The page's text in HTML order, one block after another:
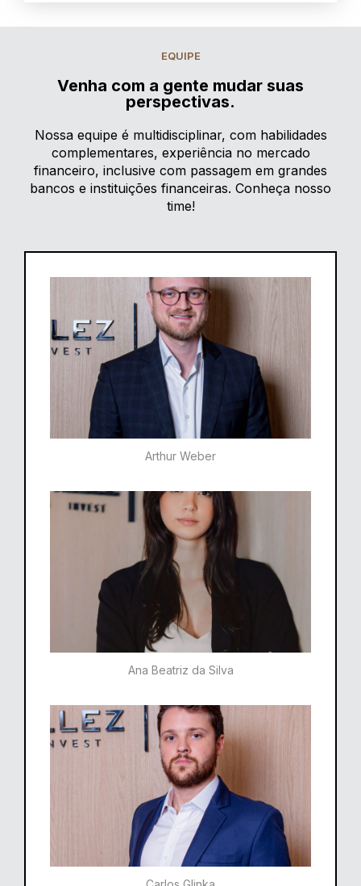
EQUIPE
Venha com a gente mudar suas
perspectivas.
Nossa equipe é multidisciplinar, com habilidades
complementares, experiência no mercado
financeiro, inclusive com passagem em grandes
bancos e instituições financeiras. Conheça nosso
time!
Arthur Weber
Ana Beatriz da Silva